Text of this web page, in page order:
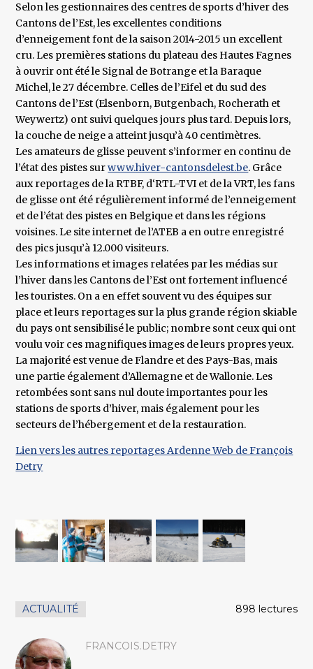
Selon les gestionnaires des centres de sports d’hiver des
Cantons de l’Est, les excellentes conditions
d’enneigement font de la saison 2014-2015 un excellent
cru. Les premières stations du plateau des Hautes Fagnes
à ouvrir ont été le Signal de Botrange et la Baraque
Michel, le 27 décembre. Celles de l’Eifel et du sud des
Cantons de l’Est (Elsenborn, Butgenbach, Rocherath et
Weywertz) ont suivi quelques jours plus tard. Depuis lors,
la couche de neige a atteint jusqu’à 40 centimètres.
Les amateurs de glisse peuvent s’informer en continu de
l’état des pistes surwww.hiver-cantonsdelest.be. Grâce
aux reportages de la RTBF, d‘RTL-TVI et de la VRT, les fans
de glisse ont été régulièrement informé de l’enneigement
et de l’état des pistes en Belgique et dans les régions
voisines. Le site internet de l’ATEB a en outre enregistré
des pics jusqu’à 12.000 visiteurs.
Les informations et images relatées par les médias sur
l’hiver dans les Cantons de l’Est ont fortement influencé
les touristes. On a en effet souvent vu des équipes sur
place et leurs reportages sur la plus grande région skiable
du pays ont sensibilisé le public; nombre sont ceux qui ont
voulu voir ces magnifiques images de leurs propres yeux.
La majorité est venue de Flandre et des Pays-Bas, mais
une partie également d’Allemagne et de Wallonie. Les
retombées sont sans nul doute importantes pour les
stations de sports d’hiver, mais également pour les
secteurs de l’hébergement et de la restauration.
Lien vers les autres reportages Ardenne Web de François
Detry
ACTUALITÉ 898 lectures
FRANCOIS.DETRY